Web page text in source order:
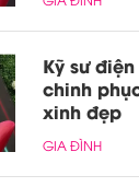
Kỹ sư
chinh
xinh đẹp
GIA ĐÌNH